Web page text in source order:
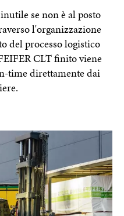
se non è al posto
l'organizzazione
del processo logistico
CLT finito viene
time direttamente dai